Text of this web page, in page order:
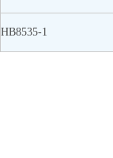
HB8535-1